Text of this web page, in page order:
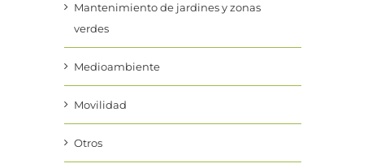
Mantenimiento de jardines y zonas
verdes
Medioambiente
Movilidad
Otros